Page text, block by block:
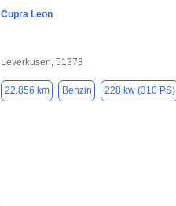
Cupra Leon
Leverkusen, 51373
22.856 km Benzin 228 kw (310 PS)